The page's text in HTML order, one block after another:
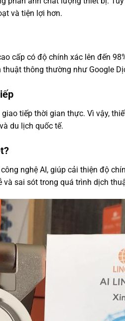
và tiện lợi hơn.
cấp có độ chính xác lên đến
thông thường như Google
tiếp thời gian thực. Vì vậy,
du lịch quốc tế.
nghệ AI, giúp cải thiện độ
và sai sót trong quá trình dịch